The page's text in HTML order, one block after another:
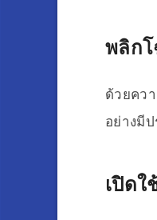
พลิก
ด้วยคว
อย่างมี
เปิด